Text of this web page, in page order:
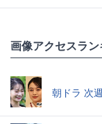
画像アクセスラ
朝ドラ 次